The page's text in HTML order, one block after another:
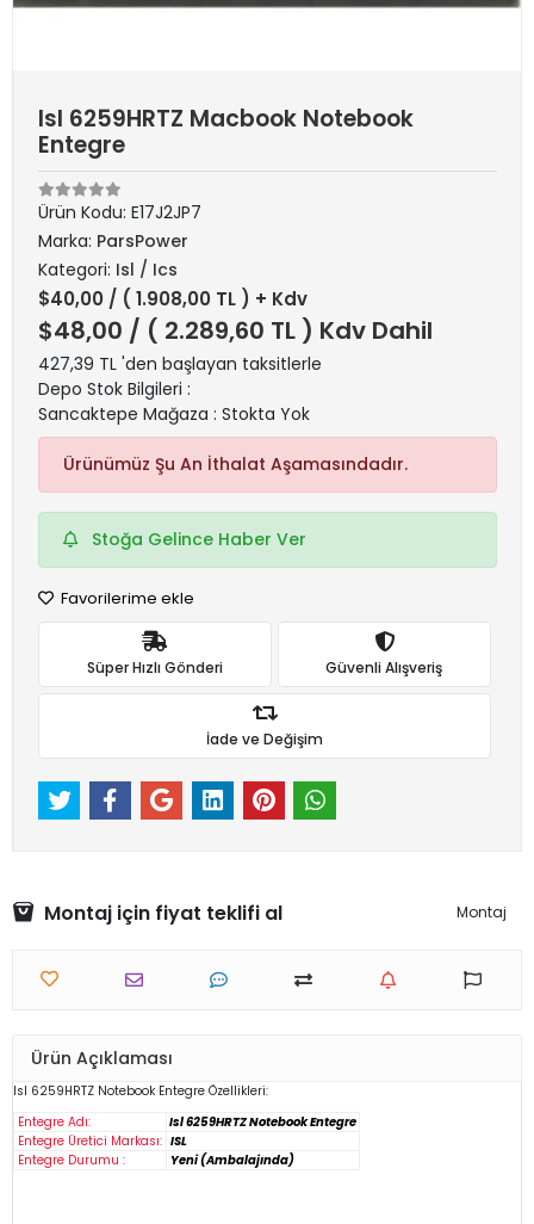
Isl 6259HRTZ Macbook Notebook
Entegre
Ürün Kodu: E17J2JP7
Marka: ParsPower
Kategori: Isl / Ics
$40,00 / ( 1.908,00 TL ) + Kdv
$48,00 / ( 2.289,60 TL ) Kdv Dahil
427,39 TL 'den başlayan taksitlerle
Depo Stok Bilgileri :
Sancaktepe Mağaza : Stokta Yok
Ürünümüz Şu An İthalat Aşamasındadır.
Stoğa Gelince Haber Ver
Favorilerime ekle
Süper Hızlı Gönderi Güvenli Alışveriş
İade ve Değişim
Montaj için fiyat teklifi al Montaj
Ürün Açıklaması
Isl 6259HRTZ Notebook Entegre Özellikleri:
Entegre Adı:
Isl 6259HRTZ Notebook Entegre
Entegre Üretici Markası: ISL
Entegre Durumu :
Yeni (Ambalajında)